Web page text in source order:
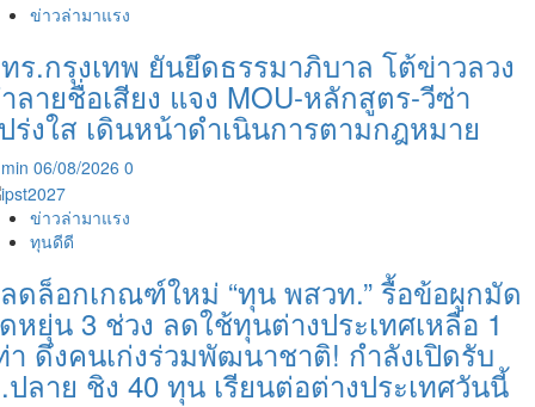
ข่าวล่ามาแรง
ร.กรุงเทพ ยันยึดธรรมาภิบาล โต้ข่าวลวง
ลายชื่อเสียง แจง MOU-หลักสูตร-วีซ่า
ร่งใส เดินหน้าดำเนินการตามกฎหมาย
06/08/2026 0
ข่าวล่ามาแรง
ทุนดีดี
ดล็อกเกณฑ์ใหม่ “ทุน พสวท.” รื้อข้อผูกมัด
หยุ่น 3 ช่วง ลดใช้ทุนต่างประเทศเหลือ 1
า ดึงคนเก่งร่วมพัฒนาชาติ! กำลังเปิดรับ
ลาย ชิง 40 ทุน เรียนต่อต่างประเทศวันนี้